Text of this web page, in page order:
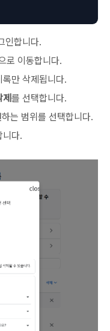
인합니다.
로 이동합니다.
만 삭제됩니다.
를 선택합니다.
는 범위를 선택합니다.
니다.